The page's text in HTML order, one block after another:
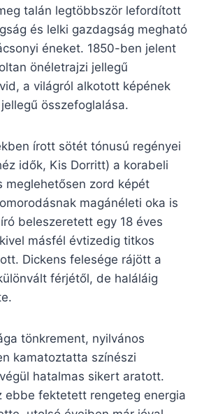
talán legtöbbször lefordított
és lelki gazdagság megható
éneket. 1850-ben jelent
önéletrajzi jellegű
a világról alkotott képének
összefoglalása.
írott sötét tónusú regényei
idők, Kis Dorritt) a korabeli
meglehetősen zord képét
magánéleti oka is
beleszeretett egy 18 éves
másfél évtizedig titkos
Dickens felesége rájött a
férjétől, de haláláig
tönkrement, nyilvános
kamatoztatta színészi
hatalmas sikert aratott.
ebbe fektetett rengeteg energia